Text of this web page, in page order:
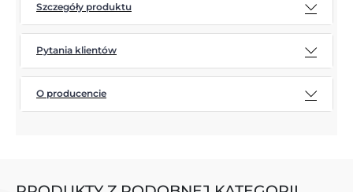
Szczegóły produktu
Pytania klientów
O producencie